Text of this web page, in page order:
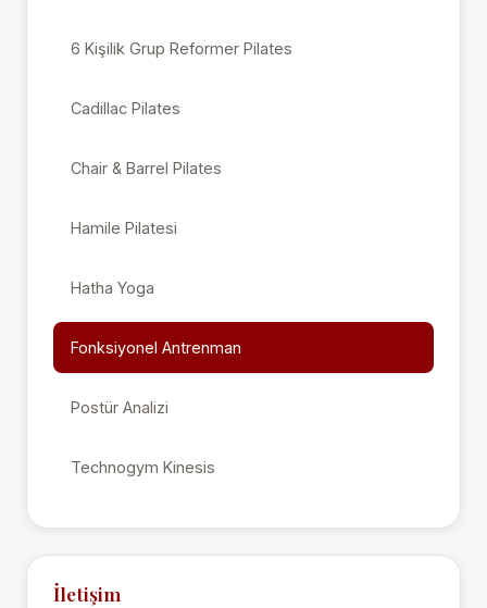
6 Kişilik Grup Reformer Pilates
Cadillac Pilates
Chair & Barrel Pilates
Hamile Pilatesi
Hatha Yoga
Fonksiyonel Antrenman
Postür Analizi
Technogym Kinesis
İletişim